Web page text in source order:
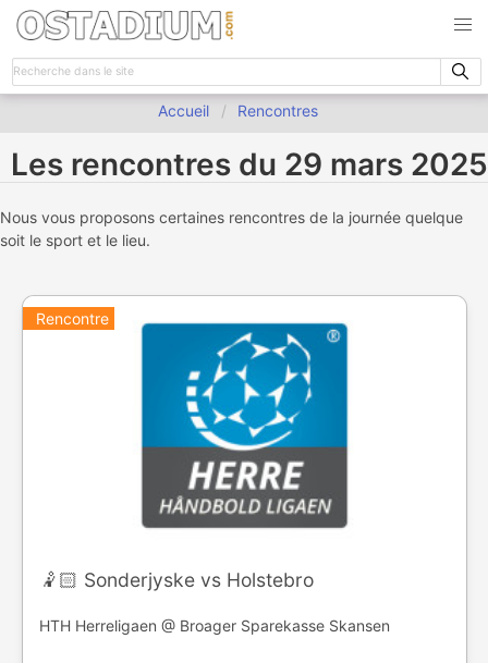
Accueil Rencontres
Les rencontres du 29 mars 2025
Nous vous proposons certaines rencontres de la journée quelque
soit le sport et le lieu.
Rencontre
🤾🏻 Sonderjyske vs Holstebro
HTH Herreligaen @ Broager Sparekasse Skansen